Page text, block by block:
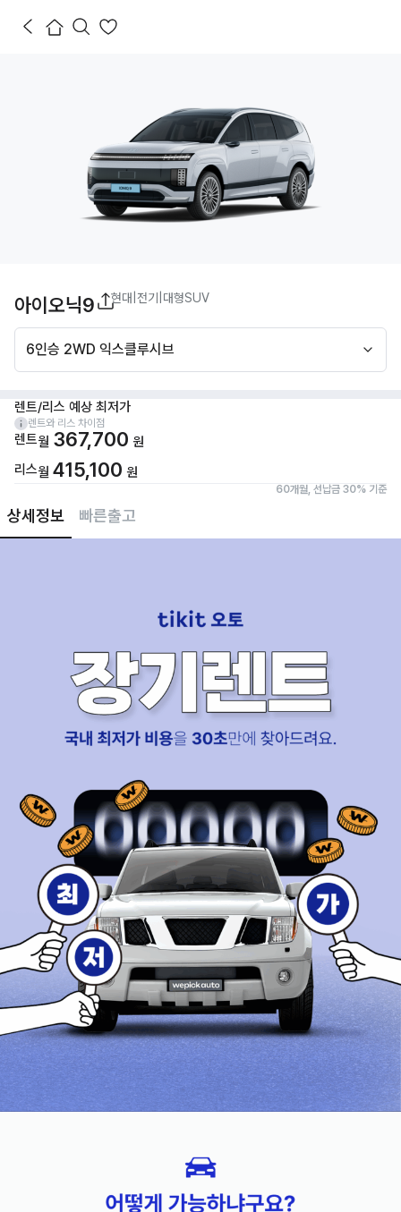
상세정보 빠른출고
아이오닉9 현대 전기 대형SUV
6인승 2WD 익스클루시브
렌트/리스 예상 최저가
렌트와 리스 차이점
렌트월 367,700 원
리스월 415,100 원
60개월, 선납금 30% 기준